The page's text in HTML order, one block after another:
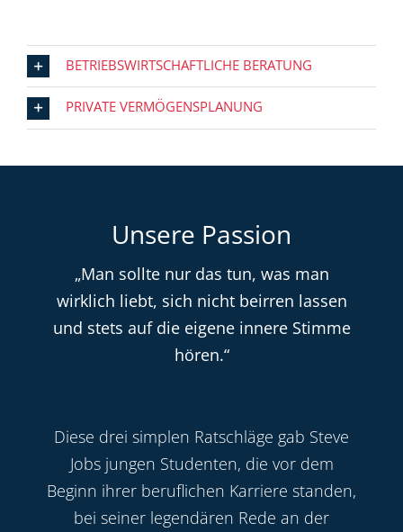
BETRIEBSWIRTSCHAFTLICHE BERATUNG
PRIVATE VERMÖGENSPLANUNG
Unsere Passion
„Man sollte nur das tun, was man
wirklich liebt, sich nicht beirren lassen
und stets auf die eigene innere Stimme
hören.“
Diese drei simplen Ratschläge gab Steve
Jobs jungen Studenten, die vor dem
Beginn ihrer beruflichen Karriere standen,
bei seiner legendären Rede an der